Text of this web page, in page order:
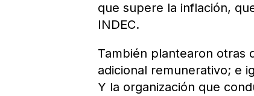
que supere la inflación,
INDEC.
También plantearon otras
adicional remunerativo; e
Y la organización que